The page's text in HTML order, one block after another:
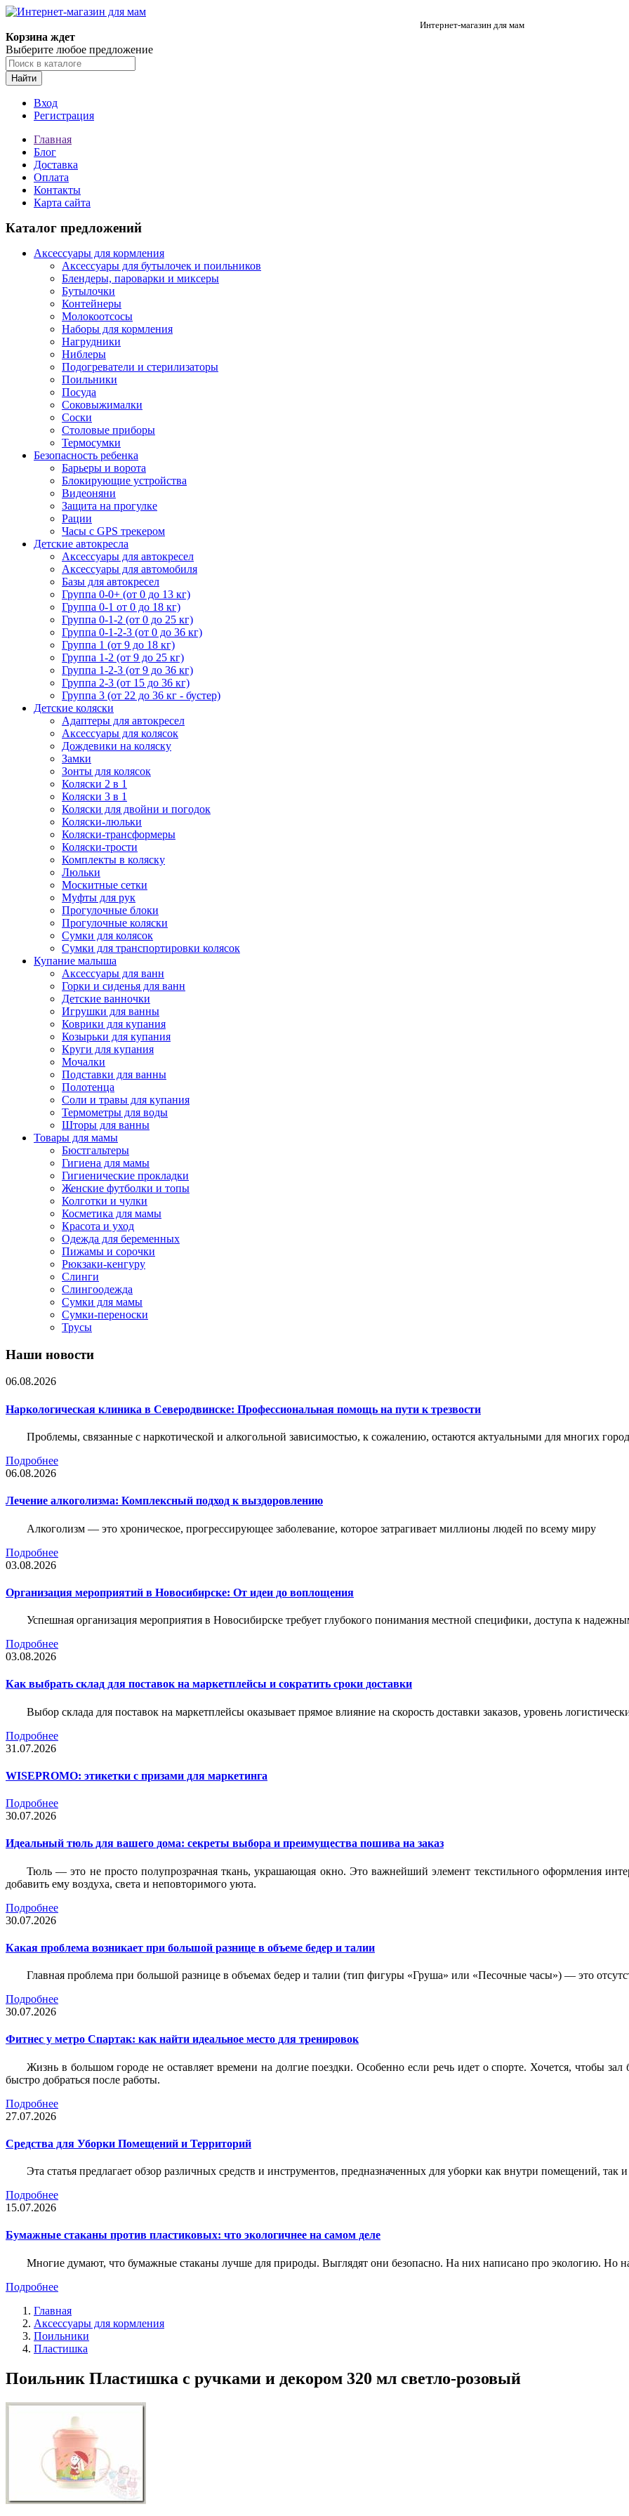
Интернет-магазин для мам
Корзина ждет
Выберите любое предложение
Найти
Вход
Регистрация
Главная
Блог
Доставка
Оплата
Контакты
Карта сайта
Каталог предложений
Аксессуары для кормления
Аксессуары для бутылочек и поильников
Блендеры, пароварки и миксеры
Бутылочки
Контейнеры
Молокоотсосы
Наборы для кормления
Нагрудники
Ниблеры
Подогреватели и стерилизаторы
Поильники
Посуда
Соковыжималки
Соски
Столовые приборы
Термосумки
Безопасность ребенка
Барьеры и ворота
Блокирующие устройства
Видеоняни
Защита на прогулке
Рации
Часы с GPS трекером
Детские автокресла
Аксессуары для автокресел
Аксессуары для автомобиля
Базы для автокресел
Группа 0-0+ (от 0 до 13 кг)
Группа 0-1 от 0 до 18 кг)
Группа 0-1-2 (от 0 до 25 кг)
Группа 0-1-2-3 (от 0 до 36 кг)
Группа 1 (от 9 до 18 кг)
Группа 1-2 (от 9 до 25 кг)
Группа 1-2-3 (от 9 до 36 кг)
Группа 2-3 (от 15 до 36 кг)
Группа 3 (от 22 до 36 кг - бустер)
Детские коляски
Адаптеры для автокресел
Аксессуары для колясок
Дождевики на коляску
Замки
Зонты для колясок
Коляски 2 в 1
Коляски 3 в 1
Коляски для двойни и погодок
Коляски-люльки
Коляски-трансформеры
Коляски-трости
Комплекты в коляску
Люльки
Москитные сетки
Муфты для рук
Прогулочные блоки
Прогулочные коляски
Сумки для колясок
Сумки для транспортировки колясок
Купание малыша
Аксессуары для ванн
Горки и сиденья для ванн
Детские ванночки
Игрушки для ванны
Коврики для купания
Козырьки для купания
Круги для купания
Мочалки
Подставки для ванны
Полотенца
Соли и травы для купания
Термометры для воды
Шторы для ванны
Товары для мамы
Бюстгальтеры
Гигиена для мамы
Гигиенические прокладки
Женские футболки и топы
Колготки и чулки
Косметика для мамы
Красота и уход
Одежда для беременных
Пижамы и сорочки
Рюкзаки-кенгуру
Слинги
Слингоодежда
Сумки для мамы
Сумки-переноски
Трусы
Наши новости
06.08.2026
Наркологическая клиника в Северодвинске: Профессиональная помощь на пути к трезвости
Проблемы, связанные с наркотической и алкогольной зависимостью, к сожалению, остаются актуальными для многих
Подробнее
06.08.2026
Лечение алкоголизма: Комплексный подход к выздоровлению
Алкоголизм — это хроническое, прогрессирующее заболевание, которое затрагивает миллионы людей по всему миру
Подробнее
03.08.2026
Организация мероприятий в Новосибирске: От идеи до воплощения
Успешная организация мероприятия в Новосибирске требует глубокого понимания местной специфики, доступа к
Подробнее
03.08.2026
Как выбрать склад для поставок на маркетплейсы и сократить сроки доставки
Выбор склада для поставок на маркетплейсы оказывает прямое влияние на скорость доставки заказов, уровень
Подробнее
31.07.2026
WISEPROMO: этикетки с призами для маркетинга
Подробнее
30.07.2026
Идеальный тюль для вашего дома: секреты выбора и преимущества пошива на заказ
Тюль — это не просто полупрозрачная ткань, украшающая окно. Это важнейший элемент текстильного оформления
добавить ему воздуха, света и неповторимого уюта.
Подробнее
30.07.2026
Какая проблема возникает при большой разнице в объеме бедер и талии
Главная проблема при большой разнице в объемах бедер и талии (тип фигуры «Груша» или «Песочные часы») — это
Подробнее
30.07.2026
Фитнес у метро Спартак: как найти идеальное место для тренировок
Жизнь в большом городе не оставляет времени на долгие поездки. Особенно если речь идет о спорте. Хочется, чтобы
быстро добраться после работы.
Подробнее
27.07.2026
Средства для Уборки Помещений и Территорий
Эта статья предлагает обзор различных средств и инструментов, предназначенных для уборки как внутри помещений, так
Подробнее
15.07.2026
Бумажные стаканы против пластиковых: что экологичнее на самом деле
Многие думают, что бумажные стаканы лучше для природы. Выглядят они безопасно. На них написано про экологию. Но на
Подробнее
Главная
Аксессуары для кормления
Поильники
Пластишка
Поильник Пластишка с ручками и декором 320 мл светло-розовый